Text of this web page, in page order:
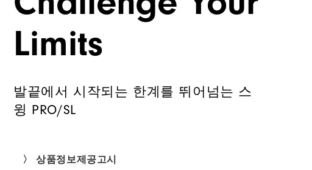
Limits
발끝에서 시작되는 한계를 뛰어넘는 스
윙 PRO/SL
〉 상품정보제공고시